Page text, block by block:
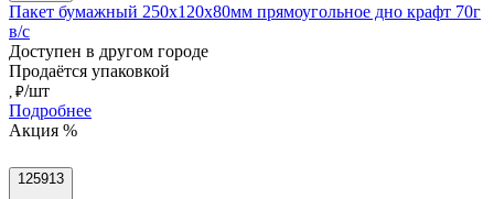
Пакет бумажный 250х120х80мм прямоугольное дно крафт 70г
в/с
Доступен в другом городе
Продаётся упаковкой
, ₽/шт
Подробнее
Акция %
125913